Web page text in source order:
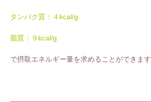
タンパク質：４kcal/g
脂質：９kcal/g
で摂取エネルギー量を求めることができます